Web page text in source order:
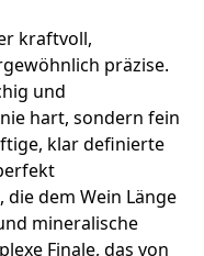
kraftvoll,
präzise.
und
hart, sondern fein
klar definierte
dem Wein Länge
mineralische
Finale, das von